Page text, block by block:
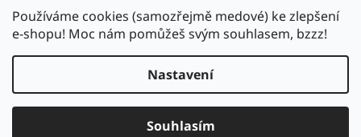
Používáme cookies (samozřejmě medové) ke zlepšení
e-shopu! Moc nám pomůžeš svým souhlasem, bzzz!
Nastavení
Souhlasím
Sledovat na Instagramu
Vytvořil Shoptet
Bzukot.cz. Všechna práva vyhrazena.